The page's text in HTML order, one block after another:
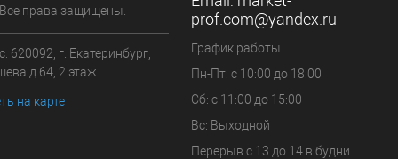
права защищены.
620092, г. Екатеринбург,
д.64, 2 этаж.
на карте
prof.com@yandex.ru
График работы
Пн-Пт: с 10:00 до 18:00
Сб: с 11:00 до 15:00
Вс: Выходной
Перерыв с 13 до 14 в будни